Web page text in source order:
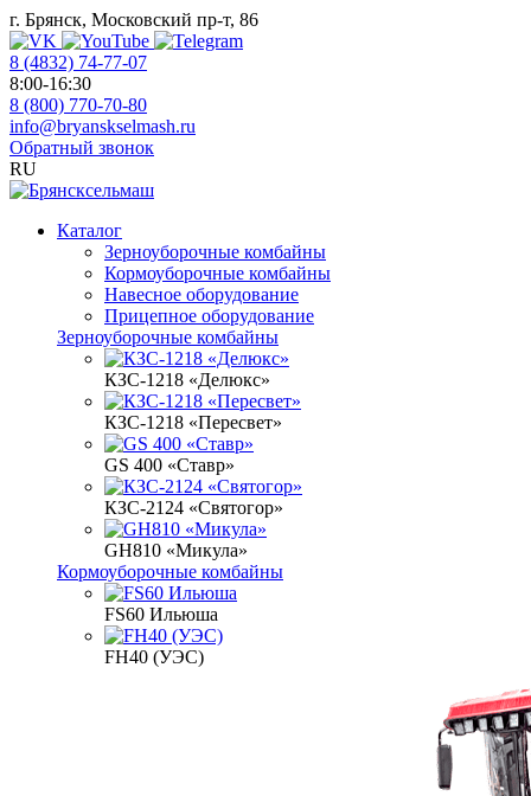
г. Брянск, Московский пр-т, 86
8 (4832) 74-77-07
8:00-16:30
8 (800) 770-70-80
info@bryanskselmash.ru
Обратный звонок
RU
Каталог
Зерноуборочные комбайны
Кормоуборочные комбайны
Навесное оборудование
Прицепное оборудование
Зерноуборочные комбайны
КЗС-1218 «Делюкс»
КЗС-1218 «Пересвет»
GS 400 «Ставр»
КЗС-2124 «Святогор»
GH810 «Микула»
Кормоуборочные комбайны
FS60 Ильюша
FH40 (УЭС)